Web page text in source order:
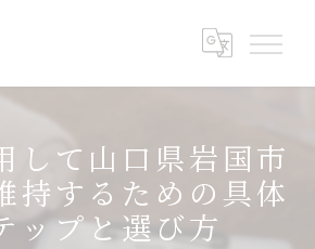
して山口県岩国市
持するための具体
ップと選び方